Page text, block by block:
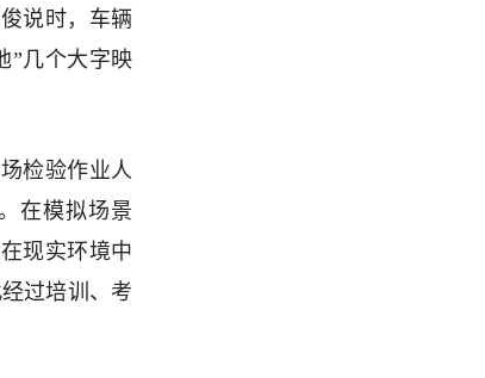
说时，车辆
”几个大字映
检验作业人
在模拟场景
现实环境中
过培训、考